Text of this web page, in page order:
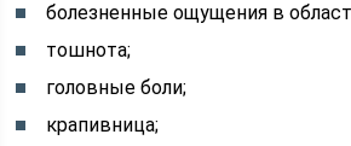
болезненные ощущения в
тошнота;
головные боли;
крапивница;